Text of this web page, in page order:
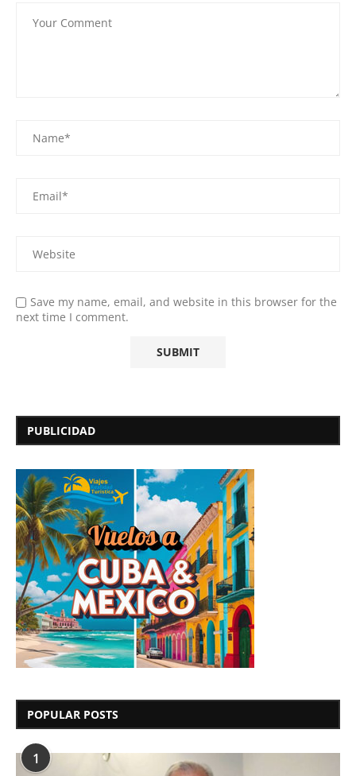
Save my name, email, and website in this browser for the
next time I comment.
PUBLICIDAD
POPULAR POSTS
1